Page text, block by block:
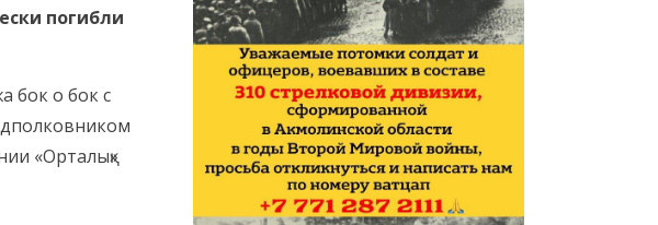
погибли
бок о бок с
«Орталық»